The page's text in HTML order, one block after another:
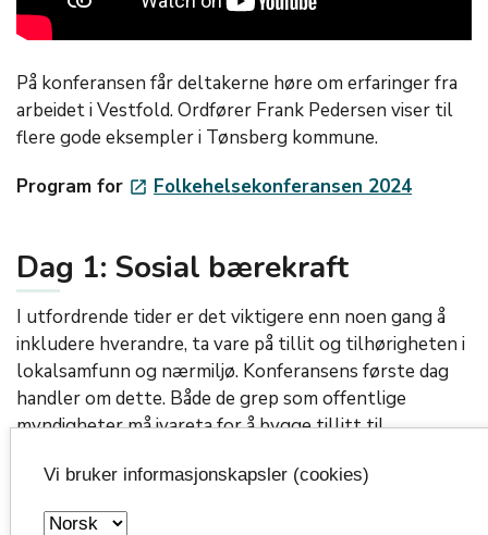
På konferansen får deltakerne høre om erfaringer fra
arbeidet i Vestfold. Ordfører Frank Pedersen viser til
flere gode eksempler i Tønsberg kommune.
Program for launch Folkehelsekonferansen 2024
Dag 1: Sosial bærekraft
I utfordrende tider er det viktigere enn noen gang å
inkludere hverandre, ta vare på tillit og tilhørigheten i
lokalsamfunn og nærmiljø. Konferansens første dag
handler om dette. Både de grep som offentlige
myndigheter må ivareta for å bygge tillitt til
gjøre.Vi bruker informasjonskapsler (cookies)